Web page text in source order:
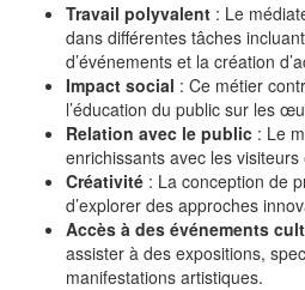
Travail polyvalent : Le
dans différentes tâches
d’événements et la création
Impact social : Ce métier
l’éducation du public sur les
Relation avec le public : Le
enrichissants avec les visiteurs
Créativité : La conception de
d’explorer des approches
Accès à des événements
assister à des expositions,
manifestations artistiques.